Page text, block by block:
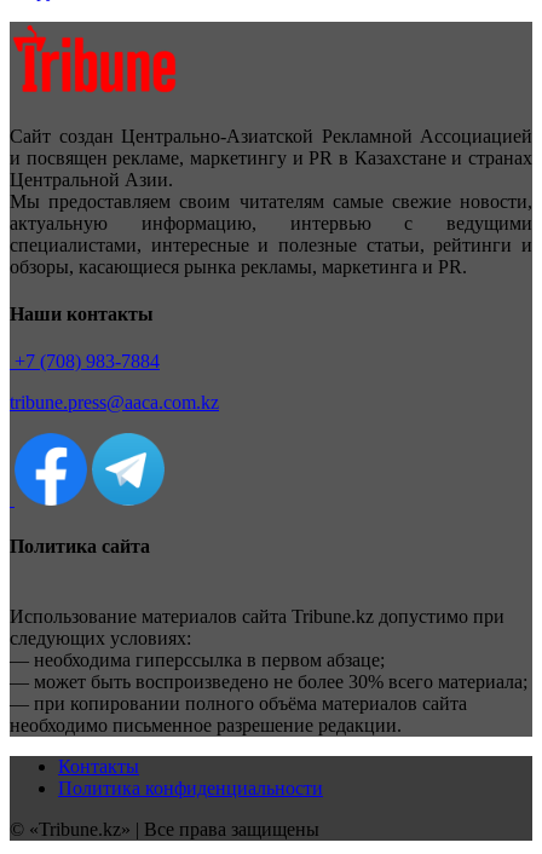
Сайт создан Центрально-Азиатской Рекламной Ассоциацией
и посвящен рекламе, маркетингу и PR в Казахстане и странах
Центральной Азии.
Мы предоставляем своим читателям самые свежие новости,
актуальную информацию, интервью с ведущими
специалистами, интересные и полезные статьи, рейтинги и
обзоры, касающиеся рынка рекламы, маркетинга и PR.
Наши контакты
+7 (708) 983-7884
tribune.press@aaca.com.kz
Политика сайта
Использование материалов сайта Tribune.kz допустимо при
следующих условиях:
— необходима гиперссылка в первом абзаце;
— может быть воспроизведено не более 30% всего материала;
— при копировании полного объёма материалов сайта
необходимо письменное разрешение редакции.
Контакты
Политика конфиденциальности
© «Tribune.kz» | Все права защищены